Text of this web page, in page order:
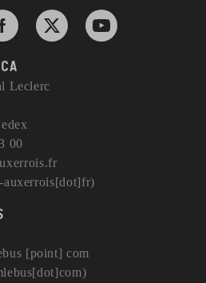
l'agglomération d'Auxerre
Facebook de l'agglomération d'Auxerre
X de l'agglomération
YouTube de
Leclerc
00
.fr
auxerrois[dot]fr)
[point]com